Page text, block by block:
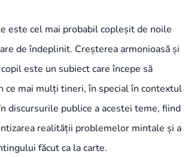
este cel mai probabil copleșit de noile
de îndeplinit. Creșterea armonioasă și
este un subiect care începe să
ce mai mulți tineri, în special în contextul
discursurile publice a acestei teme, fiind
realității problemelor mintale și a
făcut ca la carte.